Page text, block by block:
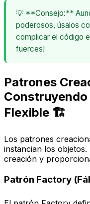
💡 **Consejo:**
poderosos, úsalos
complicar el código
fuerces!
Patrones
Construyendo
Flexible 🏗️
Los patrones
instancian los
creación y
Patrón Factory